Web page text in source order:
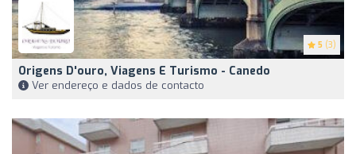
5 (3)
Origens D'ouro, Viagens E Turismo - Canedo
Ver endereço e dados de contacto